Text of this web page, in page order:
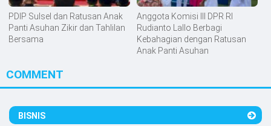
PDIP Sulsel dan Ratusan Anak
Panti Asuhan Zikir dan Tahlilan
Bersama
Anggota Komisi III DPR RI
Rudianto Lallo Berbagi
Kebahagian dengan Ratusan
Anak Panti Asuhan
COMMENT
BISNIS